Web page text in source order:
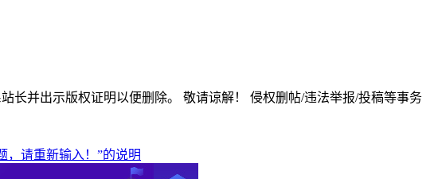
长并出示版权证明以便删除。 敬请谅解！ 侵权删帖/违法举报/投稿等事务
，请重新输入！”的说明